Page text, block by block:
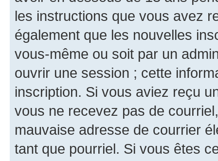
les instructions que vous avez
également que les nouvelles
vous-même ou soit par un
ouvrir une session ; cette
inscription. Si vous aviez reçu
vous ne recevez pas de
mauvaise adresse de courrier
tant que pourriel. Si vous êtes